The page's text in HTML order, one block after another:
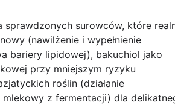
surowców, które
(nawilżenie i wypełnienie
bariery lipidowej), bakuchiol jako
przy mniejszym ryzyku
roślin (działanie
mlekowy z fermentacji) dla